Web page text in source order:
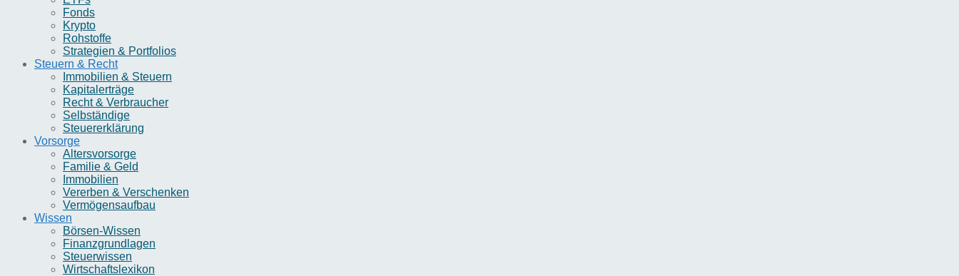
Fonds
Krypto
Rohstoffe
Strategien & Portfolios
Steuern & Recht
Immobilien & Steuern
Kapitalerträge
Recht & Verbraucher
Selbständige
Steuererklärung
Vorsorge
Altersvorsorge
Familie & Geld
Immobilien
Vererben & Verschenken
Vermögensaufbau
Wissen
Börsen-Wissen
Finanzgrundlagen
Steuerwissen
Wirtschaftslexikon